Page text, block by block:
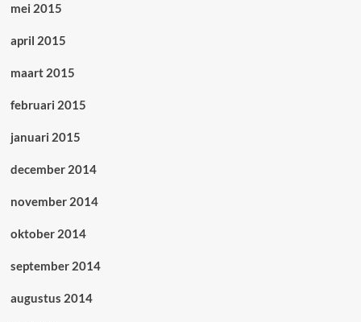
mei 2015
april 2015
maart 2015
februari 2015
januari 2015
december 2014
november 2014
oktober 2014
september 2014
augustus 2014